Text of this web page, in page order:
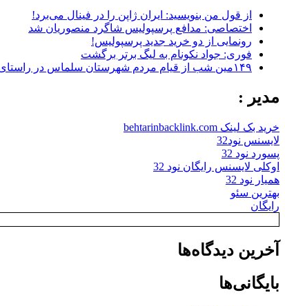
از قول من بنویسید: ایران ژاپن را در فینال می‌برد!
اختصاصی: مدافع پرسپولیس شاگرد منصوریان شد
رونمایی از دو خرید جدید پرسپولیس!
فوری: جواد نکونام به لیگ برتر برگشت
۱۴۹مین شب از قیام مردم شهرستان سلماس در راستای خونخواهی رهبر شهید + تصاویر
مدیر :
خرید بک لینک behtarinbacklink.com
لایسنس نود32
پسورد نود 32
اوکلی لایسنس رایگان نود 32
همیار نود 32
بهترین سئو
رایگان
آخرین دیدگاه‌ها
بایگانی‌ها